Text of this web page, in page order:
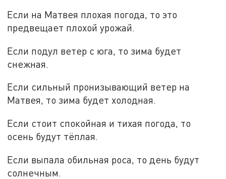
Если на Матвея плохая погода, то это
предвещает плохой урожай.
Если подул ветер с юга, то зима будет
снежная.
Если сильный пронизывающий ветер на
Матвея, то зима будет холодная.
Если стоит спокойная и тихая погода, то
осень будут тёплая.
Если выпала обильная роса, то день будут
солнечным.